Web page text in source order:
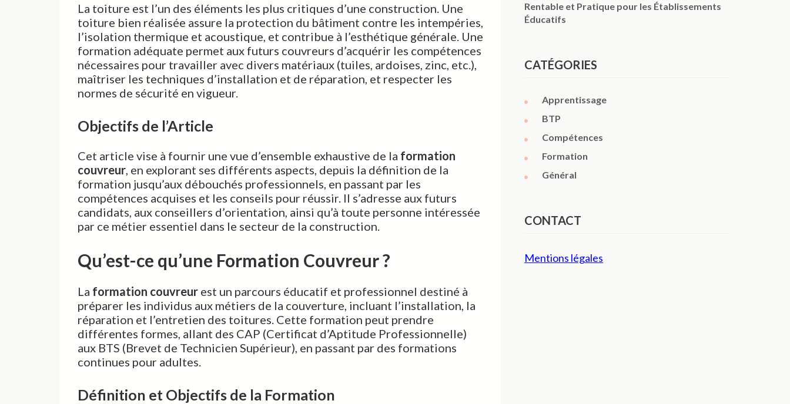
La toiture est l’un des éléments les plus critiques d’une construction. Une
toiture bien réalisée assure la protection du bâtiment contre les intempéries,
l’isolation thermique et acoustique, et contribue à l’esthétique générale. Une
formation adéquate permet aux futurs couvreurs d’acquérir les compétences
nécessaires pour travailler avec divers matériaux (tuiles, ardoises, zinc, etc.),
maîtriser les techniques d’installation et de réparation, et respecter les
normes de sécurité en vigueur.
Objectifs de l’Article
Cet article vise à fournir une vue d’ensemble exhaustive de la formation
couvreur, en explorant ses différents aspects, depuis la définition de la
formation jusqu’aux débouchés professionnels, en passant par les
compétences acquises et les conseils pour réussir. Il s’adresse aux futurs
candidats, aux conseillers d’orientation, ainsi qu’à toute personne intéressée
par ce métier essentiel dans le secteur de la construction.
Qu’est-ce qu’une Formation Couvreur ?
La formation couvreur est un parcours éducatif et professionnel destiné à
préparer les individus aux métiers de la couverture, incluant l’installation, la
réparation et l’entretien des toitures. Cette formation peut prendre
différentes formes, allant des CAP (Certificat d’Aptitude Professionnelle)
aux BTS (Brevet de Technicien Supérieur), en passant par des formations
continues pour adultes.
Définition et Objectifs de la Formation
Rentable et Pratique pour les Établissements
Éducatifs
CATÉGORIES
Apprentissage
BTP
Compétences
Formation
Général
CONTACT
Mentions légales